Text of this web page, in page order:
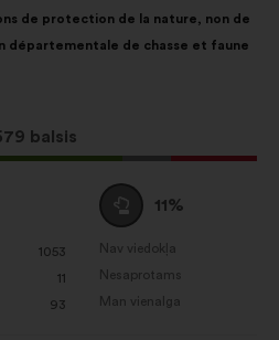
de protection de la nature, non de
départementale de chasse et faune
balsis
1053
11
93
Neitrāls
balsojums
:
11%
Nav viedokļa
:reize(-
s)
Nesaprotams
:reize(-
s)
Man vienalga
:reize(-